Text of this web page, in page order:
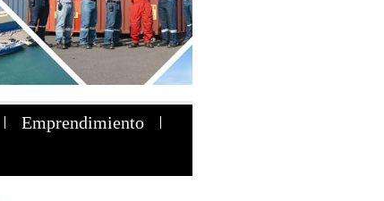
Emprendimiento